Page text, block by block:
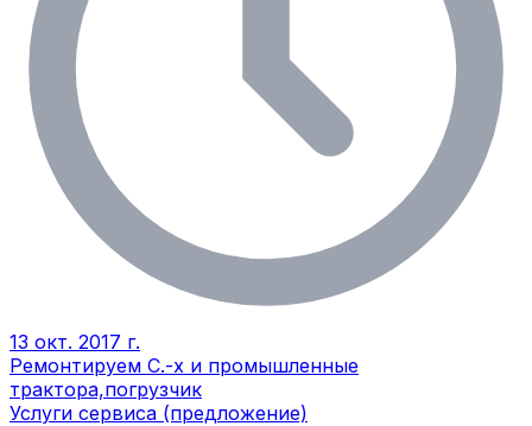
13 окт. 2017 г.
Ремонтируем С.-х и промышленные
трактора,погрузчик
Услуги сервиса (предложение)